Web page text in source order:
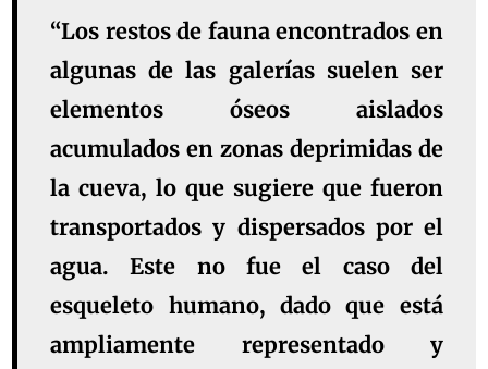
“Los restos de fauna encontrados en
algunas de las galerías suelen ser
elementos óseos aislados
acumulados en zonas deprimidas de
la cueva, lo que sugiere que fueron
transportados y dispersados por el
agua. Este no fue el caso del
esqueleto humano, dado que está
ampliamente representado y